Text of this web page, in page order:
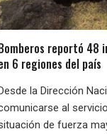
reportó 48
6 regiones del país
la Dirección
al
de fuerza